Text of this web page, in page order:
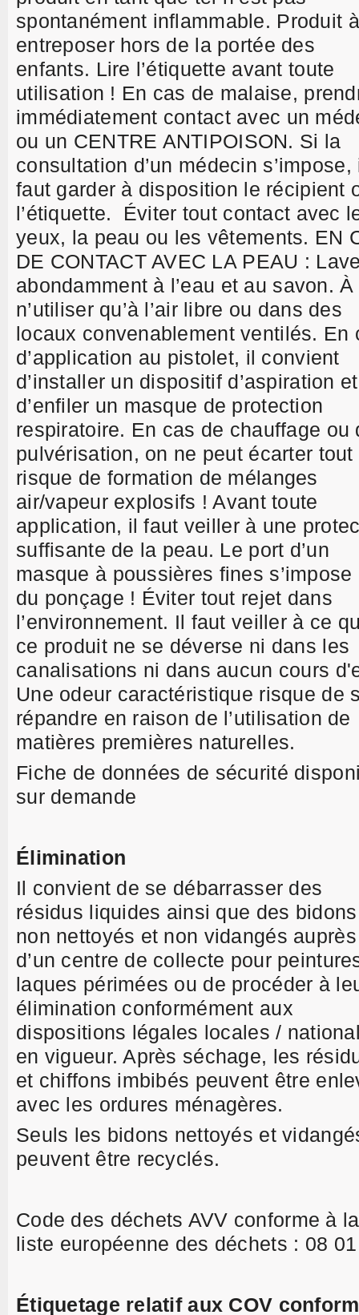
spontanément inflammable. Produit à
entreposer hors de la portée des
enfants. Lire l’étiquette avant toute
utilisation ! En cas de malaise,
immédiatement contact avec un
ou un CENTRE ANTIPOISON. Si la
consultation d’un médecin s’impose,
faut garder à disposition le récipient
l’étiquette. Éviter tout contact avec
yeux, la peau ou les vêtements. EN
DE CONTACT AVEC LA PEAU :
abondamment à l’eau et au savon. À
n’utiliser qu’à l’air libre ou dans des
locaux convenablement ventilés. En
d’application au pistolet, il convient
d’installer un dispositif d’aspiration et
d’enfiler un masque de protection
respiratoire. En cas de chauffage ou
pulvérisation, on ne peut écarter tout
risque de formation de mélanges
air/vapeur explosifs ! Avant toute
application, il faut veiller à une
suffisante de la peau. Le port d’un
masque à poussières fines s’impose
du ponçage ! Éviter tout rejet dans
l’environnement. Il faut veiller à ce
ce produit ne se déverse ni dans les
canalisations ni dans aucun cours
Une odeur caractéristique risque de
répandre en raison de l’utilisation de
matières premières naturelles.
Fiche de données de sécurité
sur demande
Élimination
Il convient de se débarrasser des
résidus liquides ainsi que des bidons
non nettoyés et non vidangés auprès
d’un centre de collecte pour
laques périmées ou de procéder à
élimination conformément aux
dispositions légales locales /
en vigueur. Après séchage, les
et chiffons imbibés peuvent être
avec les ordures ménagères.
Seuls les bidons nettoyés et
peuvent être recyclés.
Code des déchets AVV conforme à la
liste européenne des déchets : 08
Étiquetage relatif aux COV